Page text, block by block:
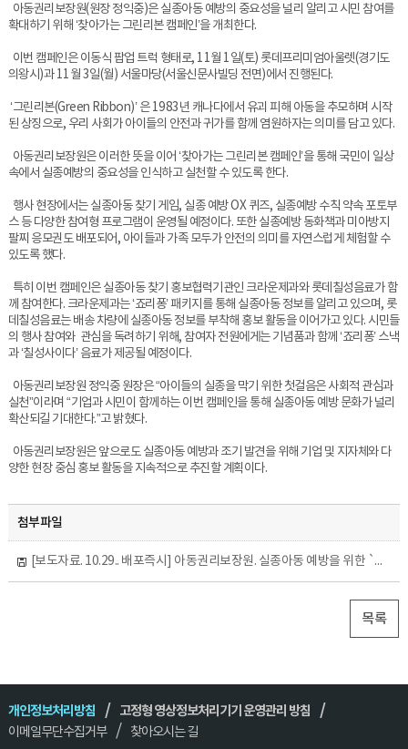
아동권리보장원(원장 정익중)은 실종아동 예방의 중요성을 널리 알리고 시민 참여를
확대하기 위해 ‘찾아가는 그린리본 캠페인’을 개최한다.
이번 캠페인은 이동식 팝업 트럭 형태로, 11월 1일(토) 롯데프리미엄아울렛(경기도
의왕시)과 11월 3일(월) 서울마당(서울신문사빌딩 전면)에서 진행된다.
‘그린리본(Green Ribbon)’ 은 1983년 캐나다에서 유괴 피해 아동을 추모하며 시작
된 상징으로, 우리 사회가 아이들의 안전과 귀가를 함께 염원하자는 의미를 담고 있다.
아동권리보장원은 이러한 뜻을 이어 ‘찾아가는 그린리본 캠페인’을 통해 국민이 일상
속에서 실종예방의 중요성을 인식하고 실천할 수 있도록 한다.
행사 현장에서는 실종아동 찾기 게임, 실종 예방 OX 퀴즈, 실종예방 수칙 약속 포토부
스 등 다양한 참여형 프로그램이 운영될 예정이다. 또한 실종예방 동화책과 미아방지
팔찌 응모권도 배포되어, 아이들과 가족 모두가 안전의 의미를 자연스럽게 체험할 수
있도록 했다.
특히 이번 캠페인은 실종아동 찾기 홍보협력기관인 크라운제과와 롯데칠성음료가 함
께 참여한다. 크라운제과는 ‘죠리퐁’ 패키지를 통해 실종아동 정보를 알리고 있으며, 롯
데칠성음료는 배송 차량에 실종아동 정보를 부착해 홍보 활동을 이어가고 있다. 시민들
의 행사 참여와 관심을 독려하기 위해, 참여자 전원에게는 기념품과 함께 ‘죠리퐁’ 스낵
과 ‘칠성사이다’ 음료가 제공될 예정이다.
아동권리보장원 정익중 원장은 “아이들의 실종을 막기 위한 첫걸음은 사회적 관심과
실천”이라며 “기업과 시민이 함께하는 이번 캠페인을 통해 실종아동 예방 문화가 널리
확산되길 기대한다.”고 밝혔다.
아동권리보장원은 앞으로도 실종아동 예방과 조기 발견을 위해 기업 및 지자체와 다
양한 현장 중심 홍보 활동을 지속적으로 추진할 계획이다.
첨부파일
[보도자료. 10.29.. 배포즉시] 아동권리보장원. 실종아동 예방을 위한 `찾아가는 그린리본 캠페인` 개최.hwp
목록
개인정보처리방침
고정형 영상정보처리기기 운영관리 방침
이메일무단수집거부
찾아오시는 길